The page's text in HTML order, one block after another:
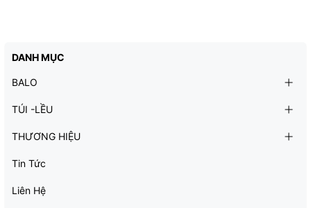
DANH MỤC
BALO
TÚI -LỀU
THƯƠNG HIỆU
Tin Tức
Liên Hệ